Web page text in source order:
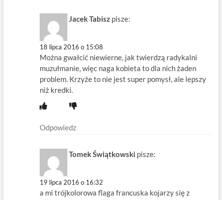
Jacek Tabisz pisze:
18 lipca 2016 o 15:08
Można gwałcić niewierne, jak twierdzą radykalni
muzułmanie, więc naga kobieta to dla nich żaden
problem. Krzyże to nie jest super pomysł, ale lepszy
niż kredki.
Odpowiedz
Tomek Świątkowski pisze:
19 lipca 2016 o 16:32
a mi trójkolorowa flaga francuska kojarzy się z